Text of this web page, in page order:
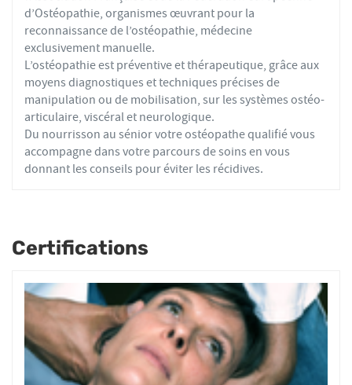
d’Ostéopathie, organismes œuvrant pour la
reconnaissance de l’ostéopathie, médecine
exclusivement manuelle.
L’ostéopathie est préventive et thérapeutique, grâce aux
moyens diagnostiques et techniques précises de
manipulation ou de mobilisation, sur les systèmes ostéo-
articulaire, viscéral et neurologique.
Du nourrisson au sénior votre ostéopathe qualifié vous
accompagne dans votre parcours de soins en vous
donnant les conseils pour éviter les récidives.
Certifications